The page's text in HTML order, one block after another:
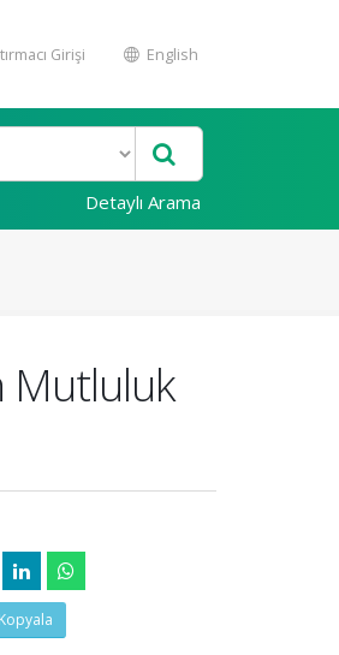
Girişi English
Detaylı Arama
Mutluluk